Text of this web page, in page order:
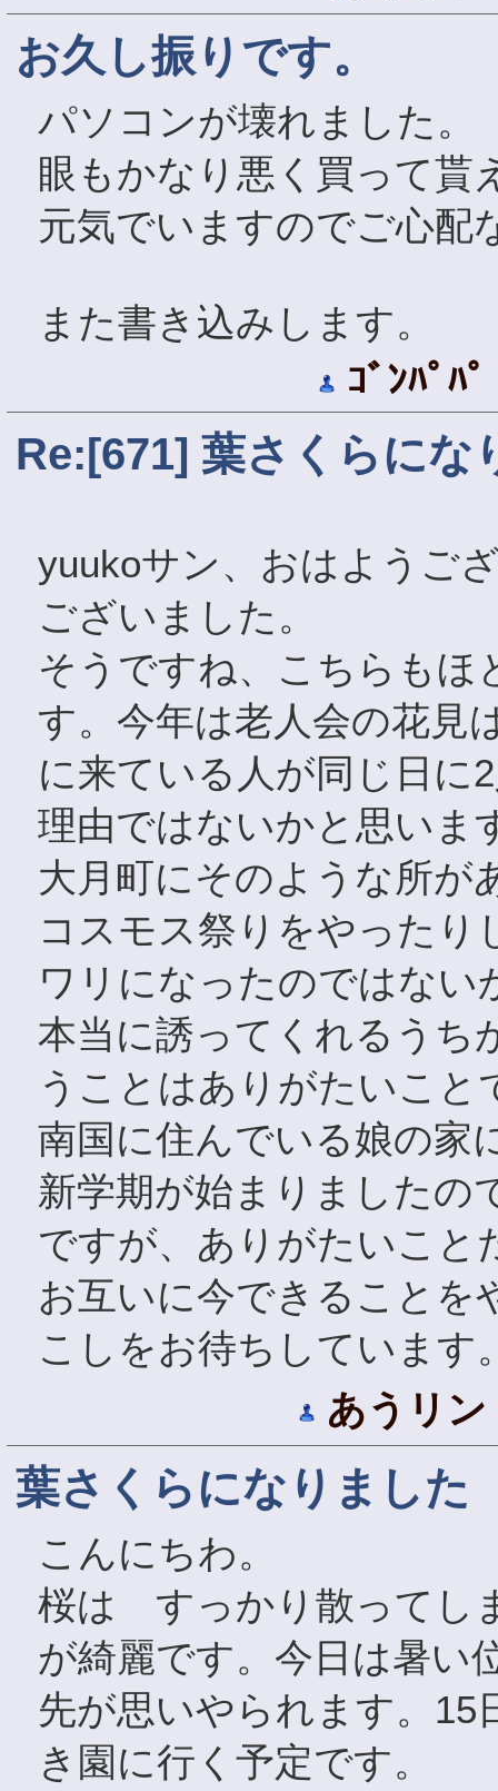
お久し振りです。
パソコンが壊れました。
眼もかなり悪く買って貰
元気でいますのでご心配
また書き込みします。
ｺﾞﾝﾊﾟﾊﾟ
Re:[671] 葉さくらにな
yuukoサン、おはようご
ございました。
そうですね、こちらもほ
す。今年は老人会の花見
に来ている人が同じ日に
理由ではないかと思いま
大月町にそのような所が
コスモス祭りをやった
ワリになったのではない
本当に誘ってくれるうち
うことはありがたいこと
南国に住んでいる娘の家
新学期が始まりましたの
ですが、ありがたいこと
お互いに今できることを
こしをお待ちしています
あうリン
葉さくらになりました
こんにちわ。
桜は すっかり散ってし
が綺麗です。今日は暑い
先が思いやられます。15
き園に行く予定です。